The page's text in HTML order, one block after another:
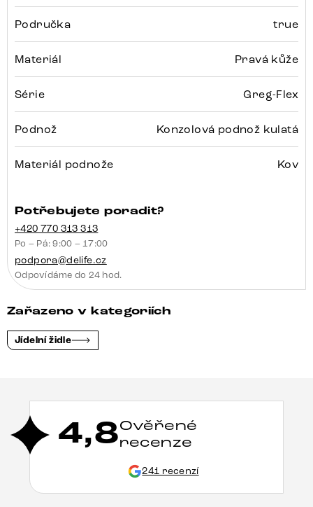
Područka true
Materiál Pravá kůže
Série Greg-Flex
Podnož Konzolová podnož kulatá
Materiál podnože Kov
Potřebujete poradit?
+420 770 313 313
Po – Pá: 9:00 – 17:00
podpora@delife.cz
Odpovídáme do 24 hod.
Zařazeno v kategoriích
Jídelní židle
4,8Ověřené
recenze
241 recenzí